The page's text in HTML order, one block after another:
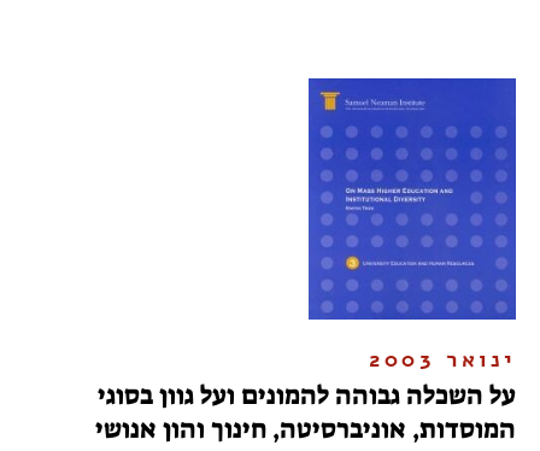
ינואר 2003
על השכלה גבוהה להמונים ועל גוון בסוגי
המוסדות, אוניברסיטה, חינוך והון אנושי